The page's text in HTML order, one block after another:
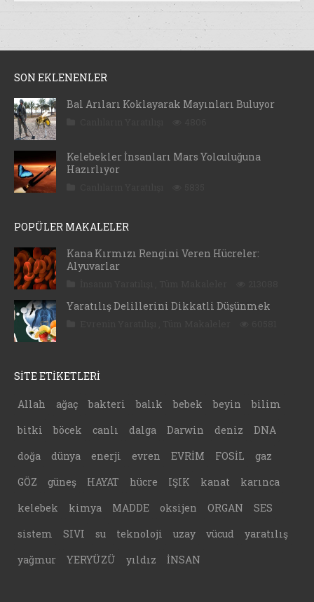
SON EKLENENLER
Bal Arıları Koklayarak Mayınları Buluyor
Kelebekler İnsanları Mars Yolculuğuna
Hazırlıyor
POPÜLER MAKALELER
Kana Kırmızı Rengini Veren Hücreler:
Alyuvarlar
Yaratılış Delillerini Dikkatli Düşünmek
SİTE ETİKETLERİ
Allah ağaç bakteri balık bebek beyin
bilim
bitki
böcek canlı dalga Darwin deniz
DNA
doğa
dünya enerji evren EVRİM FOSİL
gaz
GÖZ
güneş HAYAT hücre IŞIK kanat
karınca
kelebek
kimya MADDE oksijen ORGAN
SES
sistem
SIVI su teknoloji uzay vücud
yaratılış
yağmur
YERYÜZÜ yıldız İNSAN